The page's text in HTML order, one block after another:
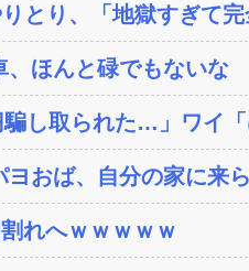
とり、「地獄すぎて
、ほんと碌でもないな
騙し取られた…」ワイ
ヨおば、自分の家に来
れへｗｗｗｗｗ